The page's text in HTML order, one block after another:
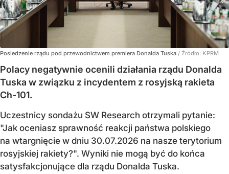
Posiedzenie rządu pod przewodnictwem premiera Donalda Tuska / Źródło: KPRM
Polacy negatywnie ocenili działania rządu Donalda
Tuska w związku z incydentem z rosyjską rakieta
Ch-101.
Uczestnicy sondażu SW Research otrzymali pytanie:
"Jak oceniasz sprawność reakcji państwa polskiego
na wtargnięcie w dniu 30.07.2026 na nasze terytorium
rosyjskiej rakiety?". Wyniki nie mogą być do końca
satysfakcjonujące dla rządu Donalda Tuska.